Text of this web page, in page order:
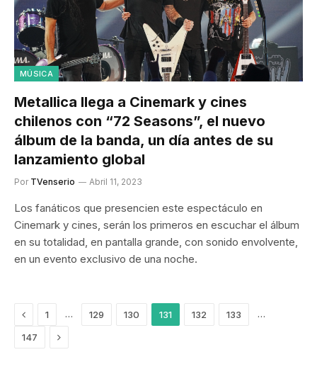
MÚSICA
Metallica llega a Cinemark y cines
chilenos con “72 Seasons”, el nuevo
álbum de la banda, un día antes de su
lanzamiento global
Por TVenserio Abril 11, 2023
Los fanáticos que presencien este espectáculo en
Cinemark y cines, serán los primeros en escuchar el álbum
en su totalidad, en pantalla grande, con sonido envolvente,
en un evento exclusivo de una noche.
Previous
1 … 129 130 131 132 133 …
147 Siguiente